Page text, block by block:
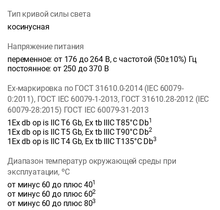
Тип кривой силы света
косинусная
Напряжение питания
переменное: от 176 до 264 В, с частотой (50±10%) Гц
постоянное: от 250 до 370 В
Ех-маркировка по ГОСТ 31610.0-2014 (IEC 60079-
0:2011), ГОСТ IEC 60079-1-2013, ГОСТ 31610.28-2012 (IEC
60079-28:2015) ГОСТ IEC 60079-31-2013
1Ex db op is IIC T6 Gb, Ex tb IIIC Т85°С Db1
1Ex db op is IIC T5 Gb, Ex tb IIIC Т90°С Db2
1Ex db op is IIC T4 Gb, Ex tb IIIC Т135°С Db3
Диапазон температур окружающей среды при
эксплуатации, ºС
от минус 60 до плюс 401
от минус 60 до плюс 602
от минус 60 до плюс 803